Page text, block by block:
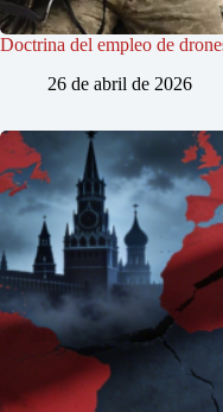
Doctrina del empleo de
26 de abril de 2026